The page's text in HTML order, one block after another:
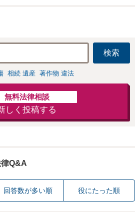
検索
相続 遺産 著作物 違法
無料法律相談
しく投稿する
Q&A
回答数が多い順 役にたった順